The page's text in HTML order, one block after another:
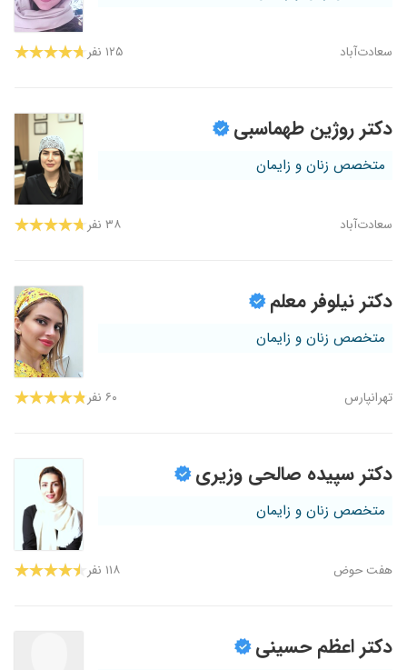
سعادت‌آباد ۱۲۵ نفر
دکتر روژین طهماسبی
متخصص زنان و زایمان
سعادت‌آباد ۳۸ نفر
دکتر نیلوفر معلم
متخصص زنان و زایمان
تهرانپارس ۶۰ نفر
دکتر سپیده صالحی وزیری
متخصص زنان و زایمان
هفت‌ حوض ۱۱۸ نفر
دکتر اعظم حسینی